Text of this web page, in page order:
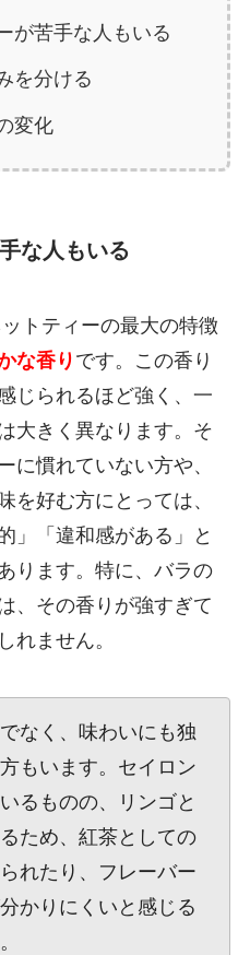
が苦手な人もいる
を分ける
変化
な人もいる
トティーの最大の特徴
な香り です。この香り
じられるほど強く、一
大きく異なります。そ
に慣れていない方や、
を好む方にとっては、
」「違和感がある」と
ります。特に、バラの
、その香りが強すぎて
れません。
なく、味わいにも独
もいます。セイロン
るものの、リンゴと
ため、紅茶としての
れたり、フレーバー
かりにくいと感じる